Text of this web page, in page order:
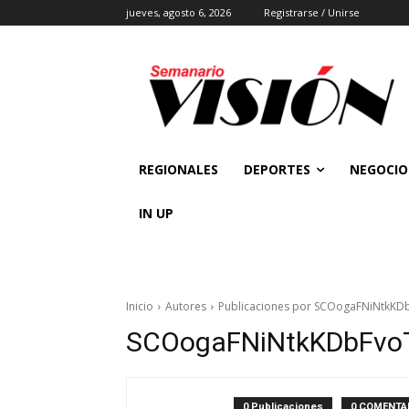
jueves, agosto 6, 2026 Registrarse / Unirse
REGIONALES DEPORTES
IN UP
Inicio Autores Publicaciones por